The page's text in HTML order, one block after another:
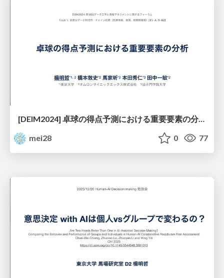
[DEIM2024] 卓球の得点予測における重要要素の分析
mei28
0 77